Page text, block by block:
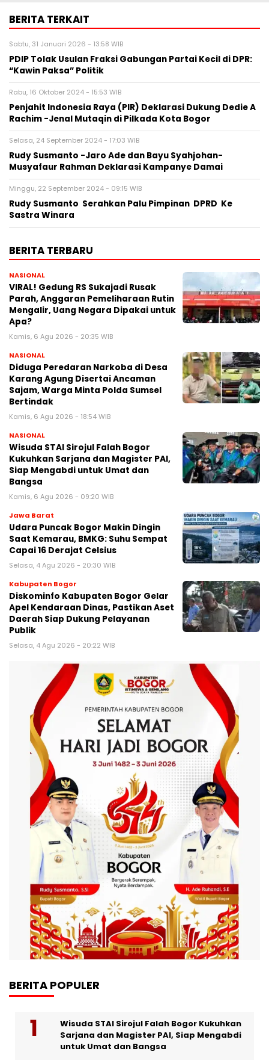
BERITA TERKAIT
Sabtu, 31 Januari 2026 - 13:58 WIB
PDIP Tolak Usulan Fraksi Gabungan Partai Kecil di DPR:
“Kawin Paksa” Politik
Rabu, 16 Oktober 2024 - 15:53 WIB
Penjahit Indonesia Raya (PIR) Deklarasi Dukung Dedie A
Rachim -Jenal Mutaqin di Pilkada Kota Bogor
Selasa, 24 September 2024 - 17:03 WIB
Rudy Susmanto -Jaro Ade dan Bayu Syahjohan-
Musyafaur Rahman Deklarasi Kampanye Damai
Minggu, 22 September 2024 - 09:15 WIB
Rudy Susmanto Serahkan Palu Pimpinan DPRD Ke
Sastra Winara
BERITA TERBARU
NASIONAL
VIRAL! Gedung RS Sukajadi Rusak
Parah, Anggaran Pemeliharaan Rutin
Mengalir, Uang Negara Dipakai untuk
Apa?
Kamis, 6 Agu 2026 - 20:35 WIB
NASIONAL
Diduga Peredaran Narkoba di Desa
Karang Agung Disertai Ancaman
Sajam, Warga Minta Polda Sumsel
Bertindak
Kamis, 6 Agu 2026 - 18:54 WIB
NASIONAL
Wisuda STAI Sirojul Falah Bogor
Kukuhkan Sarjana dan Magister PAI,
Siap Mengabdi untuk Umat dan
Bangsa
Kamis, 6 Agu 2026 - 09:20 WIB
Jawa Barat
Udara Puncak Bogor Makin Dingin
Saat Kemarau, BMKG: Suhu Sempat
Capai 16 Derajat Celsius
Selasa, 4 Agu 2026 - 20:30 WIB
Kabupaten Bogor
Diskominfo Kabupaten Bogor Gelar
Apel Kendaraan Dinas, Pastikan Aset
Daerah Siap Dukung Pelayanan
Publik
Selasa, 4 Agu 2026 - 20:22 WIB
BERITA POPULER
Wisuda STAI Sirojul Falah Bogor Kukuhkan
Sarjana dan Magister PAI, Siap Mengabdi
untuk Umat dan Bangsa